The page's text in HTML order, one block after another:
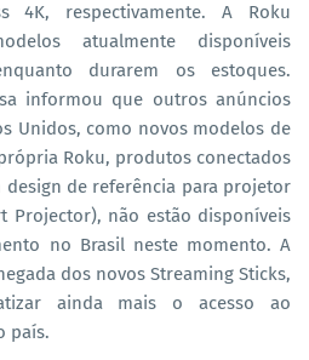
4K, respectivamente. A Roku
atualmente disponíveis
durarem os estoques.
informou que outros anúncios
Unidos, como novos modelos de
Roku, produtos conectados
design de referência para projetor
Projector), não estão disponíveis
no Brasil neste momento. A
dos novos Streaming Sticks,
ainda mais o acesso ao
país.